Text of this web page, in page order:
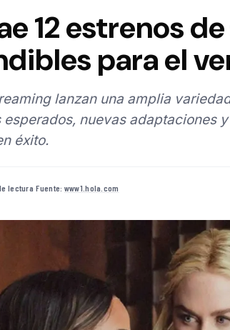
12 estrenos
para el
lanzan una amplia
nuevas adaptaciones
éxito.
lectura·Fuente: www1.hola.com